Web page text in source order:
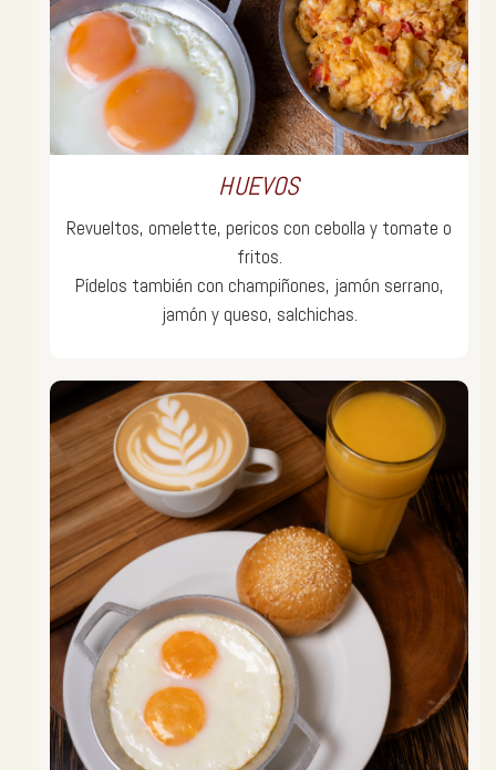
HUEVOS
Revueltos, omelette, pericos con cebolla y tomate o
fritos.
Pídelos también con champiñones, jamón serrano,
jamón y queso, salchichas.